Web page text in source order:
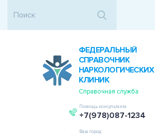
ФЕДЕРАЛЬНЫЙ
СПРАВОЧНИК
НАРКОЛОГИЧЕСКИХ
КЛИНИК
Справочная служба
Помощь консультанта
+7(978)087-1234
Ваш город: